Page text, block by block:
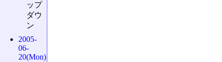
ップ
ダウ
ン
2005-
06-
20(Mon)